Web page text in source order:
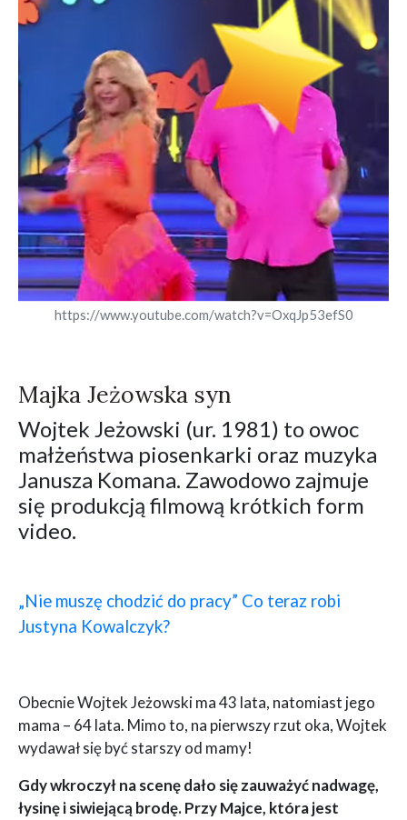
https://www.youtube.com/watch?v=OxqJp53efS0
Majka Jeżowska syn
Wojtek Jeżowski (ur. 1981) to owoc
małżeństwa piosenkarki oraz muzyka
Janusza Komana. Zawodowo zajmuje
się produkcją filmową krótkich form
video.
„Nie muszę chodzić do pracy” Co teraz robi
Justyna Kowalczyk?
Obecnie Wojtek Jeżowski ma 43 lata, natomiast jego
mama – 64 lata. Mimo to, na pierwszy rzut oka, Wojtek
wydawał się być starszy od mamy!
Gdy wkroczył na scenę dało się zauważyć nadwagę,
łysinę i siwiejącą brodę. Przy Majce, która jest